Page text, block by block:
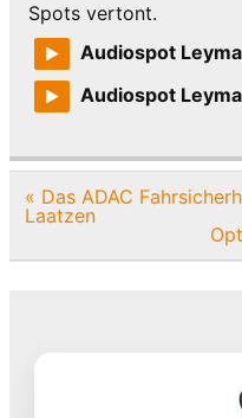
Spots vertont.
Audiospot
Audiospot
Beitragsnavigation
« Das ADAC
Laatzen